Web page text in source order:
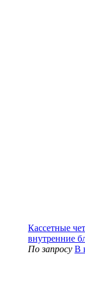
Кассетные
внутренние
По запросу В